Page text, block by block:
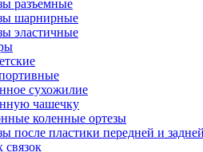
разъемные
шарнирные
эластичные
сухожилие
чашечку
коленные ортезы
после пластики передней и
связок